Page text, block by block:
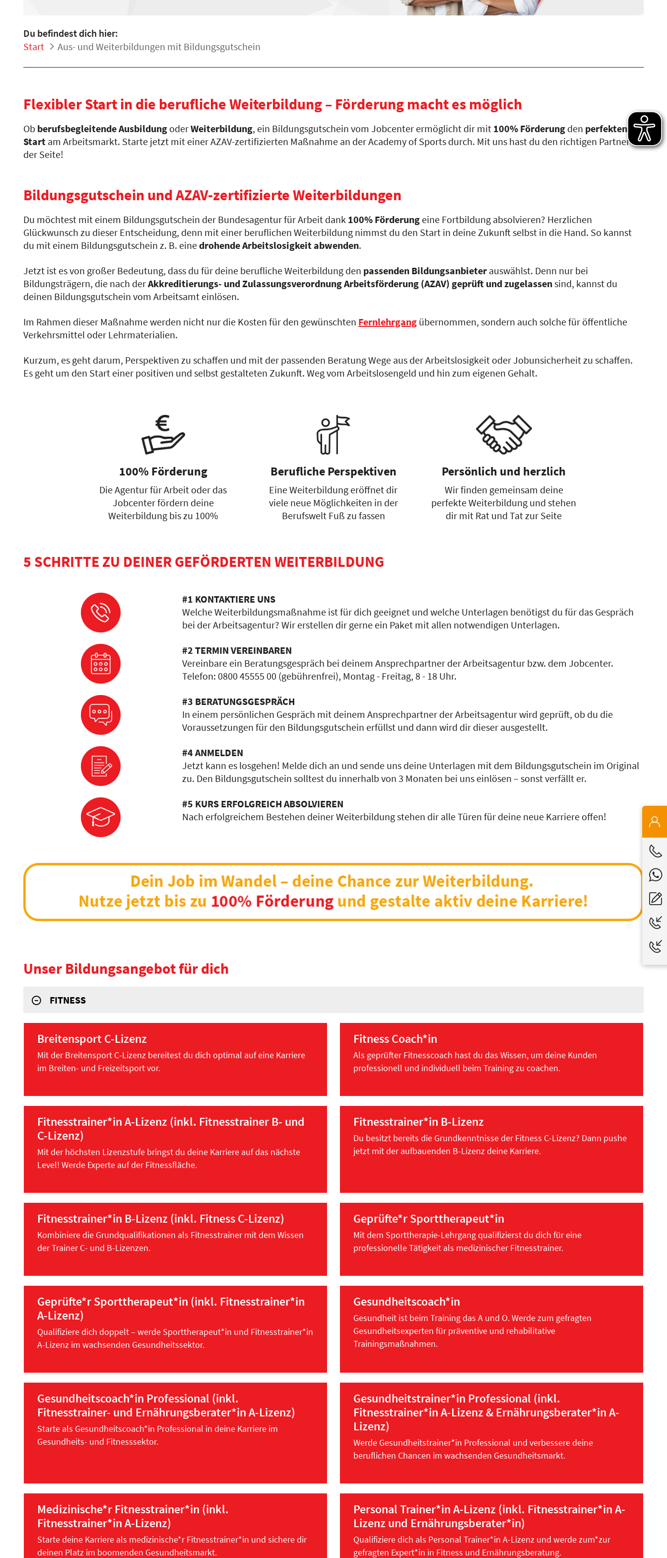
Du befindest dich hier:
Start
Aus- und Weiterbildungen mit Bildungsgutschein
Flexibler Start in die berufliche Weiterbildung – Förderung macht es möglich
Ob berufsbegleitende Ausbildung oderWeiterbildung, ein Bildungsgutschein vom Jobcenter ermöglicht dir mit 100% Förderung den perfekten
Start am Arbeitsmarkt. Starte jetzt mit einer AZAV-zertifizierten Maßnahme an der Academy of Sports durch. Mit uns hast du den richtigen Partner an
der Seite!
Bildungsgutschein und AZAV-zertifizierte Weiterbildungen
Du möchtest mit einem Bildungsgutschein der Bundesagentur für Arbeit dank 100% Förderung eine Fortbildung absolvieren? Herzlichen
Glückwunsch zu dieser Entscheidung, denn mit einer beruflichen Weiterbildung nimmst du den Start in deine Zukunft selbst in die Hand. So kannst
du mit einem Bildungsgutschein z. B. einedrohende Arbeitslosigkeit abwenden.
Jetzt ist es von großer Bedeutung, dass du für deine berufliche Weiterbildung den passenden Bildungsanbieter auswählst. Denn nur bei
Bildungsträgern, die nach derAkkreditierungs- und Zulassungsverordnung Arbeitsförderung (AZAV) geprüft und zugelassensind, kannst du
deinen Bildungsgutschein vom Arbeitsamt einlösen.
Im Rahmen dieser Maßnahme werden nicht nur die Kosten für den gewünschten Fernlehrgang übernommen, sondern auch solche für öffentliche
Verkehrsmittel oder Lehrmaterialien.
Kurzum, es geht darum, Perspektiven zu schaffen und mit der passenden Beratung Wege aus der Arbeitslosigkeit oder Jobunsicherheit zu schaffen.
Es geht um den Start einer positiven und selbst gestalteten Zukunft. Weg vom Arbeitslosengeld und hin zum eigenen Gehalt.
100% Förderung
Die Agentur für Arbeit oder das
Jobcenter fördern deine
Weiterbildung bis zu 100%
Berufliche Perspektiven
Eine Weiterbildung eröffnet dir
viele neue Möglichkeiten in der
Berufswelt Fuß zu fassen
Persönlich und herzlich
Wir finden gemeinsam deine
perfekte Weiterbildung und stehen
dir mit Rat und Tat zur Seite
5 SCHRITTE ZU DEINER GEFÖRDERTEN WEITERBILDUNG
#1 KONTAKTIERE UNS
Welche Weiterbildungsmaßnahme ist für dich geeignet und welche Unterlagen benötigst du für das Gespräch
bei der Arbeitsagentur? Wir erstellen dir gerne ein Paket mit allen notwendigen Unterlagen.
#2 TERMIN VEREINBAREN
Vereinbare ein Beratungsgespräch bei deinem Ansprechpartner der Arbeitsagentur bzw. dem Jobcenter.
Telefon: 0800 45555 00 (gebührenfrei), Montag - Freitag, 8 - 18 Uhr.
#3 BERATUNGSGESPRÄCH
In einem persönlichen Gespräch mit deinem Ansprechpartner der Arbeitsagentur wird geprüft, ob du die
Voraussetzungen für den Bildungsgutschein erfüllst und dann wird dir dieser ausgestellt.
#4 ANMELDEN
Jetzt kann es losgehen! Melde dich an und sende uns deine Unterlagen mit dem Bildungsgutschein im Original
zu. Den Bildungsgutschein solltest du innerhalb von 3 Monaten bei uns einlösen – sonst verfällt er.
#5 KURS ERFOLGREICH ABSOLVIEREN
Nach erfolgreichem Bestehen deiner Weiterbildung stehen dir alle Türen für deine neue Karriere offen!
Unser Bildungsangebot für dich
FITNESS
Breitensport C-Lizenz
Mit der Breitensport C-Lizenz bereitest du dich optimal auf eine Karriere
im Breiten- und Freizeitsport vor.
Fitness Coach*in
Als geprüfter Fitnesscoach hast du das Wissen, um deine Kunden
professionell und individuell beim Training zu coachen.
Fitnesstrainer*in A-Lizenz (inkl. Fitnesstrainer B- und
C-Lizenz)
Mit der höchsten Lizenzstufe bringst du deine Karriere auf das nächste
Level! Werde Experte auf der Fitnessfläche.
Fitnesstrainer*in B-Lizenz
Du besitzt bereits die Grundkenntnisse der Fitness C-Lizenz? Dann pushe
jetzt mit der aufbauenden B-Lizenz deine Karriere.
Fitnesstrainer*in B-Lizenz (inkl. Fitness C-Lizenz)
Kombiniere die Grundqualifikationen als Fitnesstrainer mit dem Wissen
der Trainer C- und B-Lizenzen.
Geprüfte*r Sporttherapeut*in
Mit dem Sporttherapie-Lehrgang qualifizierst du dich für eine
professionelle Tätigkeit als medizinischer Fitnesstrainer.
Geprüfte*r Sporttherapeut*in (inkl. Fitnesstrainer*in
A-Lizenz)
Qualifiziere dich doppelt – werde Sporttherapeut*in und Fitnesstrainer*in
A-Lizenz im wachsenden Gesundheitssektor.
Gesundheitscoach*in
Gesundheit ist beim Training das A und O. Werde zum gefragten
Gesundheitsexperten für präventive und rehabilitative
Trainingsmaßnahmen.
Gesundheitscoach*in Professional (inkl.
Fitnesstrainer- und Ernährungsberater*in A-Lizenz)
Starte als Gesundheitscoach*in Professional in deine Karriere im
Gesundheits- und Fitnesssektor.
Gesundheitstrainer*in Professional (inkl.
Fitnesstrainer*in A-Lizenz & Ernährungsberater*in A-
Lizenz)
Werde Gesundheitstrainer*in Professional und verbessere deine
beruflichen Chancen im wachsenden Gesundheitsmarkt.
Medizinische*r Fitnesstrainer*in (inkl.
Fitnesstrainer*in A-Lizenz)
Starte deine Karriere als medizinische*r Fitnesstrainer*in und sichere dir
deinen Platz im boomenden Gesundheitsmarkt.
Personal Trainer*in A-Lizenz (inkl. Fitnesstrainer*in A-
Lizenz und Ernährungsberater*in)
Qualifiziere dich als Personal Trainer*in A-Lizenz und werde zum*zur
gefragten Expert*in in Fitness und Ernährungsberatung.